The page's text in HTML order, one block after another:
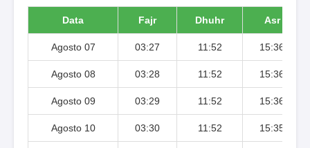
Data Fajr Dhuhr Asr
Agosto 07 03:27 11:52 15:36
Agosto 08 03:28 11:52 15:36
Agosto 09 03:29 11:52 15:36
Agosto 10 03:30 11:52 15:35